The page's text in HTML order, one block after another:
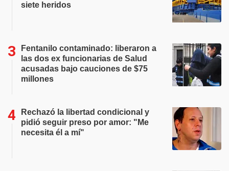
siete heridos
Fentanilo contaminado: liberaron a
las dos ex funcionarias de Salud
acusadas bajo cauciones de $75
millones
Rechazó la libertad condicional y
pidió seguir preso por amor: "Me
necesita él a mí"